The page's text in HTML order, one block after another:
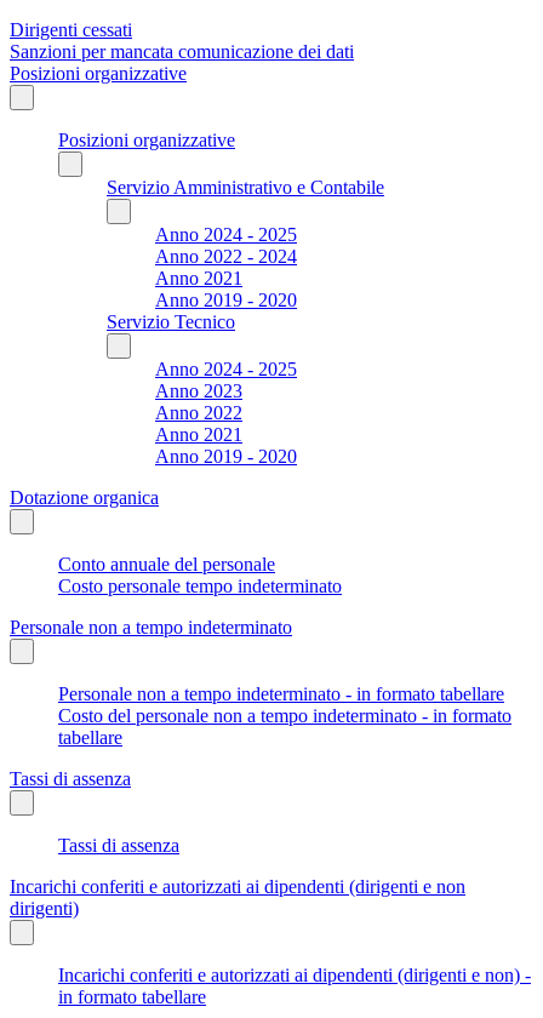
Dirigenti cessati
Sanzioni per mancata comunicazione dei dati
Posizioni organizzative
Posizioni organizzative
Servizio Amministrativo e Contabile
Anno 2024 - 2025
Anno 2022 - 2024
Anno 2021
Anno 2019 - 2020
Servizio Tecnico
Anno 2024 - 2025
Anno 2023
Anno 2022
Anno 2021
Anno 2019 - 2020
Dotazione organica
Conto annuale del personale
Costo personale tempo indeterminato
Personale non a tempo indeterminato
Personale non a tempo indeterminato - in formato tabellare
Costo del personale non a tempo indeterminato - in formato
tabellare
Tassi di assenza
Tassi di assenza
Incarichi conferiti e autorizzati ai dipendenti (dirigenti e non
dirigenti)
Incarichi conferiti e autorizzati ai dipendenti (dirigenti e non) -
in formato tabellare